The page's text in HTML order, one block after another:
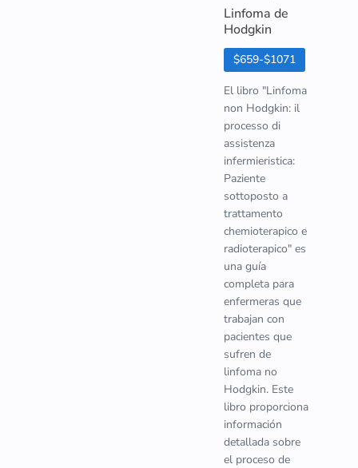
Linfoma de
Hodgkin
$659-$1071
El libro "Linfoma
non Hodgkin: il
processo di
assistenza
infermieristica:
Paziente
sottoposto a
trattamento
chemioterapico e
radioterapico" es
una guía
completa para
enfermeras que
trabajan con
pacientes que
sufren de
linfoma no
Hodgkin. Este
libro proporciona
información
detallada sobre
el proceso de